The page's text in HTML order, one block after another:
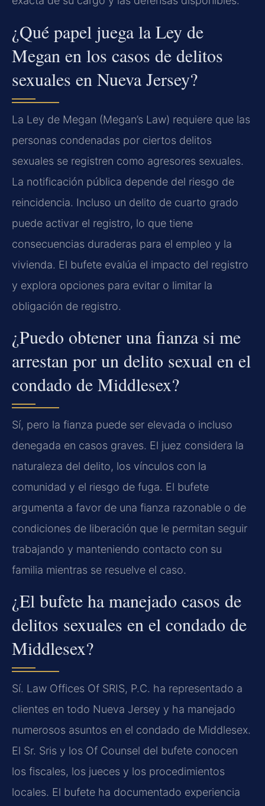
¿Qué papel juega la Ley de
Megan en los casos de delitos
sexuales en Nueva Jersey?
La Ley de Megan (Megan’s Law) requiere que las
personas condenadas por ciertos delitos
sexuales se registren como agresores sexuales.
La notificación pública depende del riesgo de
reincidencia. Incluso un delito de cuarto grado
puede activar el registro, lo que tiene
consecuencias duraderas para el empleo y la
vivienda. El bufete evalúa el impacto del registro
y explora opciones para evitar o limitar la
obligación de registro.
¿Puedo obtener una fianza si me
arrestan por un delito sexual en el
condado de Middlesex?
Sí, pero la fianza puede ser elevada o incluso
denegada en casos graves. El juez considera la
naturaleza del delito, los vínculos con la
comunidad y el riesgo de fuga. El bufete
argumenta a favor de una fianza razonable o de
condiciones de liberación que le permitan seguir
trabajando y manteniendo contacto con su
familia mientras se resuelve el caso.
¿El bufete ha manejado casos de
delitos sexuales en el condado de
Middlesex?
Sí. Law Offices Of SRIS, P.C. ha representado a
clientes en todo Nueva Jersey y ha manejado
numerosos asuntos en el condado de Middlesex.
El Sr. Sris y los Of Counsel del bufete conocen
los fiscales, los jueces y los procedimientos
locales. El bufete ha documentado experiencia